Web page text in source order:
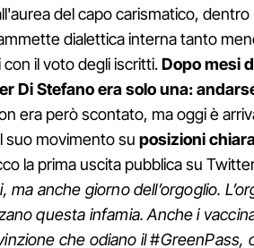
del capo carismatico, dentro
dialettica interna tanto
il voto degli iscritti.Dopo mesi
Di Stefano era solo una:
era però scontato, ma oggi è
suo movimento su posizioni
la prima uscita pubblica su
anche giorno dell’orgoglio.
questa infamia. Anche i
che odiano il #GreenPass,